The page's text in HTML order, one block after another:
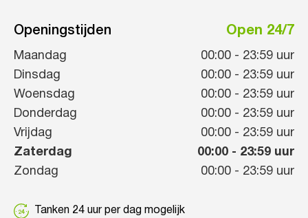
Openingstijden Open 24/7
Maandag 00:00 - 23:59 uur
Dinsdag
00:00 - 23:59 uur
Woensdag
00:00 - 23:59 uur
Donderdag
00:00 - 23:59 uur
Vrijdag
00:00 - 23:59 uur
Zaterdag
00:00 - 23:59 uur
Zondag
00:00 - 23:59 uur
Tanken 24 uur per dag mogelijk